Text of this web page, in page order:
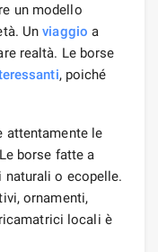
un modello
Unviaggio a
realtà. Le borse
, poiché
attentamente le
borse fatte a
naturali o ecopelle.
ornamenti,
locali è